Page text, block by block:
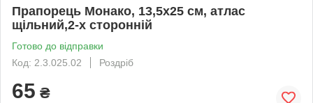
Прапорець Монако, 13,5х25 см, атлас
щільний,2-х сторонній
Готово до відправки
Код: 2.3.025.02
Роздріб
65 ₴